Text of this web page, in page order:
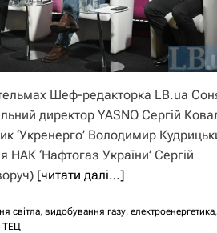
Шеф-редакторка LB.ua
директор YASNO Сергій
‘Укренерго’ Володимир
НАК ‘Нафтогаз України’ Сергій
[читати далі…]
світла, видобування газу, електроенергетика,
ТЕЦ